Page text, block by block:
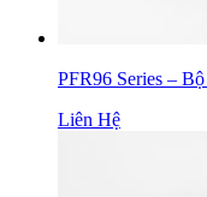
PFR96 Series –
Liên Hệ